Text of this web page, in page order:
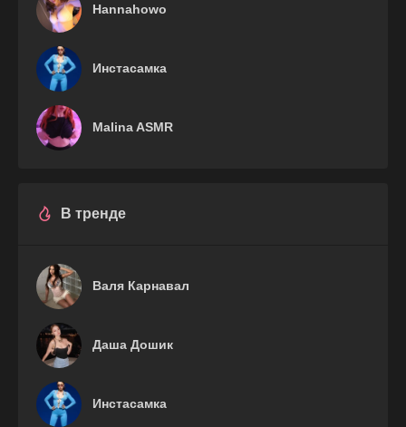
Hannahowo
Инстасамка
Malina ASMR
В тренде
Валя Карнавал
Даша Дошик
Инстасамка